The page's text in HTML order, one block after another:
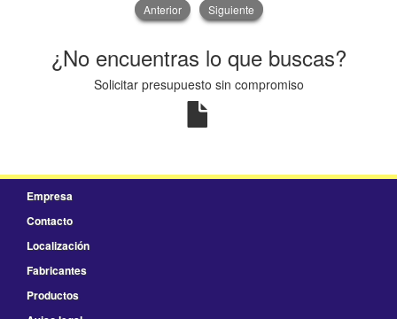
Anterior Siguiente
¿No encuentras lo que buscas?
Solicitar presupuesto sin compromiso
Empresa
Contacto
Localización
Fabricantes
Productos